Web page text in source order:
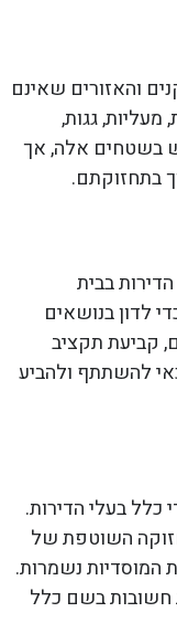
והאזורים שאינם
מעליות, גגות,
בשטחים אלה, אך
בתחזוקתם.
בבית
לדון בנושאים
קביעת תקציב
להשתתף ולהביע
כלל בעלי הדירות.
השוטפת של
נשמרות.
חשובות בשם כלל